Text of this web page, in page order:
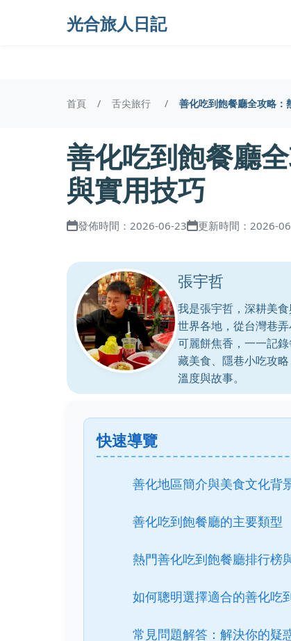
光合旅人日記
首頁 舌尖旅行 善化吃到飽餐廳全攻略：
善化吃到飽餐廳
與實用技巧
發佈時間：2026-06-23 更新時間：2026-
張宇哲
我是張宇哲，深耕美
世界各地，從台灣巷
可麗餅焦香，一一記
藏美食、隱巷小吃攻
溫度與故事。
快速導覽
善化地區簡介與美食文化背
善化吃到飽餐廳的主要類型
熱門善化吃到飽餐廳排行榜
如何聰明選擇適合的善化吃
常見問題解答：解決你的疑